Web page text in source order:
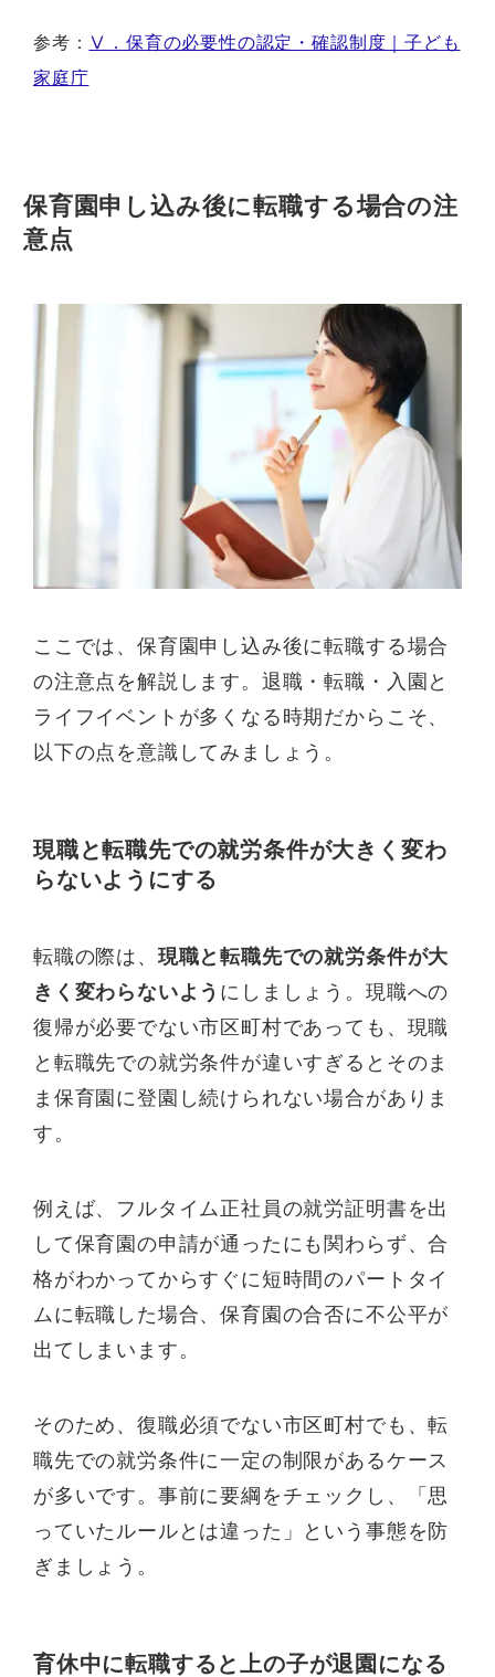
参考： Ⅴ．保育の必要性の認定・確認制度｜子ども
家庭庁
保育園申し込み後に転職する場合の注
意点
ここでは、保育園申し込み後に転職する場合
の注意点を解説します。退職・転職・入園と
ライフイベントが多くなる時期だからこそ、
以下の点を意識してみましょう。
現職と転職先での就労条件が大きく変わ
らないようにする
転職の際は、 現職と転職先での就労条件が大
きく変わらないよう にしましょう。現職への
復帰が必要でない市区町村であっても、現職
と転職先での就労条件が違いすぎるとそのま
ま保育園に登園し続けられない場合がありま
す。
例えば、フルタイム正社員の就労証明書を出
して保育園の申請が通ったにも関わらず、合
格がわかってからすぐに短時間のパートタイ
ムに転職した場合、保育園の合否に不公平が
出てしまいます。
そのため、復職必須でない市区町村でも、転
職先での就労条件に一定の制限があるケース
が多いです。事前に要綱をチェックし、「思
っていたルールとは違った」という事態を防
ぎましょう。
育休中に転職すると上の子が退園になる